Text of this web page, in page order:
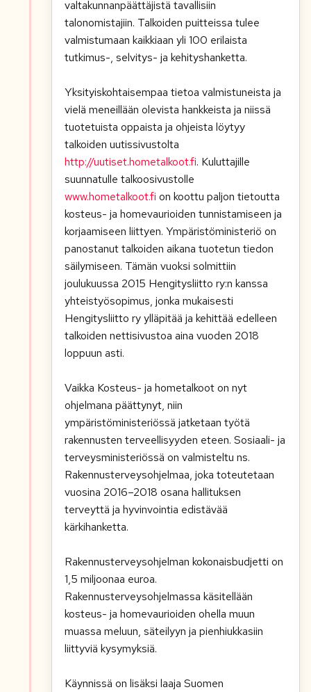
valtakunnanpäättäjistä tavallisiin
talonomistajiin. Talkoiden puitteissa tulee
valmistumaan kaikkiaan yli 100 erilaista
tutkimus-, selvitys- ja kehityshanketta.
Yksityiskohtaisempaa tietoa valmistuneista ja
vielä meneillään olevista hankkeista ja niissä
tuotetuista oppaista ja ohjeista löytyy
talkoiden uutissivustolta
http://uutiset.hometalkoot.fi. Kuluttajille
suunnatulle talkoosivustolle
www.hometalkoot.fi on koottu paljon tietoutta
kosteus- ja homevaurioiden tunnistamiseen ja
korjaamiseen liittyen. Ympäristöministeriö on
panostanut talkoiden aikana tuotetun tiedon
säilymiseen. Tämän vuoksi solmittiin
joulukuussa 2015 Hengitysliitto ry:n kanssa
yhteistyösopimus, jonka mukaisesti
Hengitysliitto ry ylläpitää ja kehittää edelleen
talkoiden nettisivustoa aina vuoden 2018
loppuun asti.
Vaikka Kosteus- ja hometalkoot on nyt
ohjelmana päättynyt, niin
ympäristöministeriössä jatketaan työtä
rakennusten terveellisyyden eteen. Sosiaali- ja
terveysministeriössä on valmisteltu ns.
Rakennusterveysohjelmaa, joka toteutetaan
vuosina 2016–2018 osana hallituksen
terveyttä ja hyvinvointia edistävää
kärkihanketta.
Rakennusterveysohjelman kokonaisbudjetti on
1,5 miljoonaa euroa.
Rakennusterveysohjelmassa käsitellään
kosteus- ja homevaurioiden ohella muun
muassa meluun, säteilyyn ja pienhiukkasiin
liittyviä kysymyksiä.
Käynnissä on lisäksi laaja Suomen